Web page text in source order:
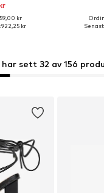
kr
922,25 kr
har sett 32 av 156